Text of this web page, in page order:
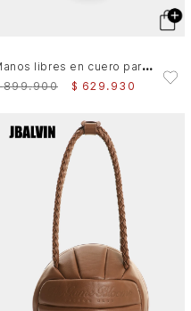
M
anos libres en cuero para hombre Balón
899.900 $ 629 . 930